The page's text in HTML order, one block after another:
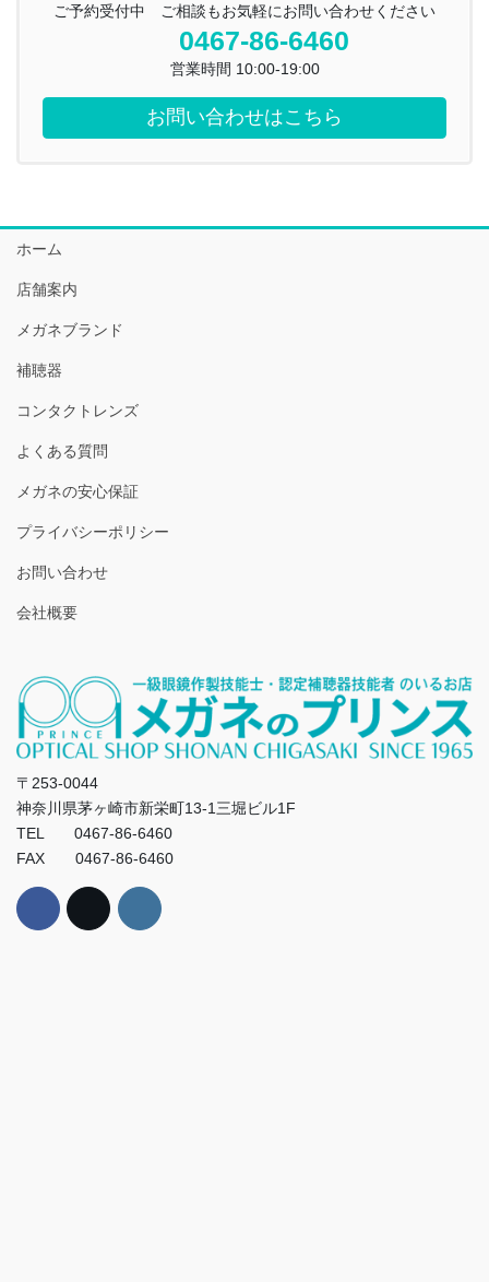
ご予約受付中 ご相談もお気軽にお問い合わせください
0467-86-6460
営業時間 10:00-19:00
お問い合わせはこちら
ホーム
店舗案内
メガネブランド
補聴器
コンタクトレンズ
よくある質問
メガネの安心保証
プライバシーポリシー
お問い合わせ
会社概要
〒253-0044
神奈川県茅ヶ崎市新栄町13-1三堀ビル1F
TEL 0467-86-6460
FAX 0467-86-6460